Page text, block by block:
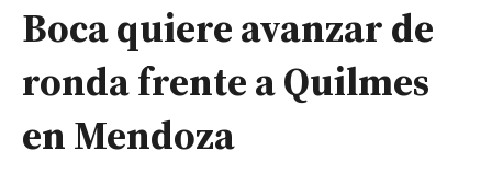
Boca quiere avanzar de
ronda frente a Quilmes
en Mendoza